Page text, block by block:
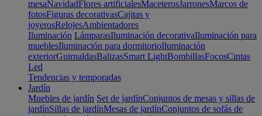
mesaNavidadFlores artificialesMaceterosJarronesMarcos de
fotosFiguras decorativasCajitas y
joyerosRelojesAmbientadores
Iluminación LámparasIluminación decorativaIluminación para
mueblesIluminación para dormitorioIluminación
exteriorGuirnaldasBalizasSmart LightBombillasFocosCintas
Led
Tendencias y temporadas
Jardín
Muebles de jardín Set de jardínConjuntos de mesas y sillas de
jardínSillas de jardínMesas de jardínConjuntos de sofás de